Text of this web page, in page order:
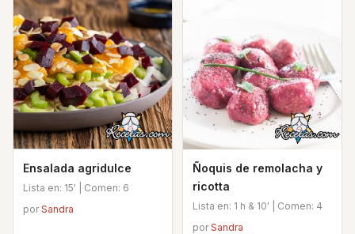
Ensalada agridulce
Lista en: 15' | Comen: 6
porSandra
Ñoquis de remolacha y
ricotta
Lista en: 1 h & 10' | Comen: 4
porSandra